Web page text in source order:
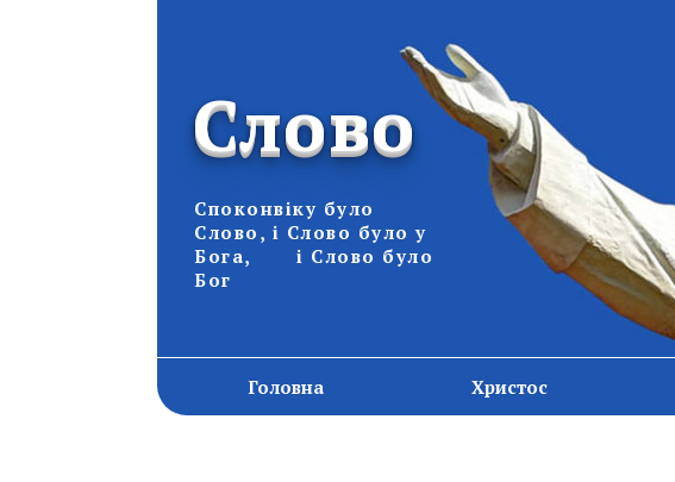
Слово
Споконвіку було
Слово, і Слово було у
Бога, і Слово було
Бог
Головна Христос